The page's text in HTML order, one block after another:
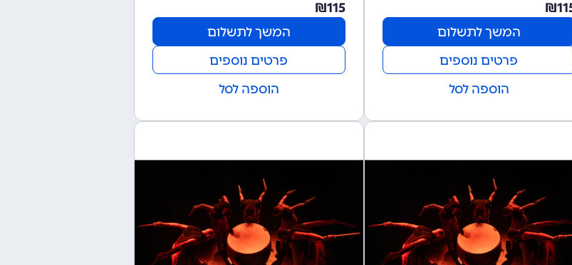
₪
המשך לתשלום
פרטים נוספים
הוספה לסל
115
₪
המשך לתשלום
פרטים נוספים
הוספה לסל